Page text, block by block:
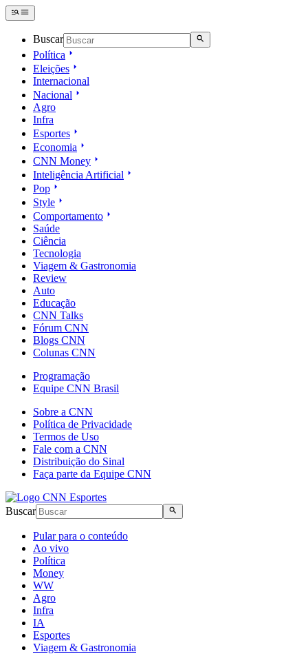
Buscar
Política
Eleições
Internacional
Nacional
Agro
Infra
Esportes
Economia
CNN Money
Inteligência Artificial
Pop
Style
Comportamento
Saúde
Ciência
Tecnologia
Viagem & Gastronomia
Review
Auto
Educação
CNN Talks
Fórum CNN
Blogs CNN
Colunas CNN
Programação
Equipe CNN Brasil
Sobre a CNN
Política de Privacidade
Termos de Uso
Fale com a CNN
Distribuição do Sinal
Faça parte da Equipe CNN
Buscar
Pular para o conteúdo
Ao vivo
Política
Money
WW
Agro
Infra
IA
Esportes
Viagem & Gastronomia